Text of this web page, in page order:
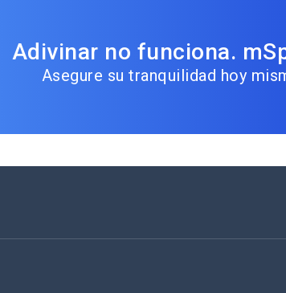
Adivinar no funciona.
Asegure su tranquilidad hoy